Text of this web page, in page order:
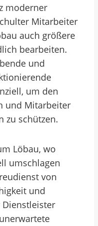
moderner
Mitarbeiter
auch größere
bearbeiten.
und
um den
und Mitarbeiter
zu schützen.
Löbau, wo
umschlagen
von
und
Dienstleister